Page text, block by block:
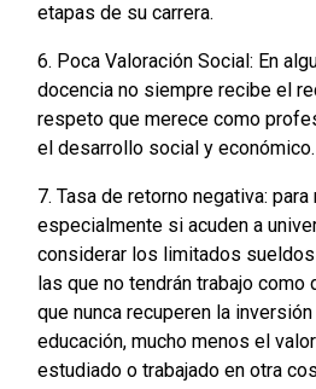
etapas de su carrera.
6. Poca Valoración Social: En
docencia no siempre recibe el
respeto que merece como
el desarrollo social y económico.
7. Tasa de retorno negativa:
especialmente si acuden a
considerar los limitados
las que no tendrán trabajo
que nunca recuperen la
educación, mucho menos el
estudiado o trabajado en otra